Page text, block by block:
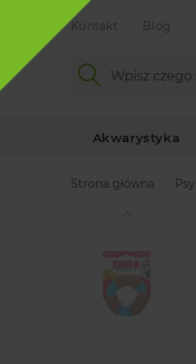
Kontakt Blog
Akwarystyka
Strona główna Psy